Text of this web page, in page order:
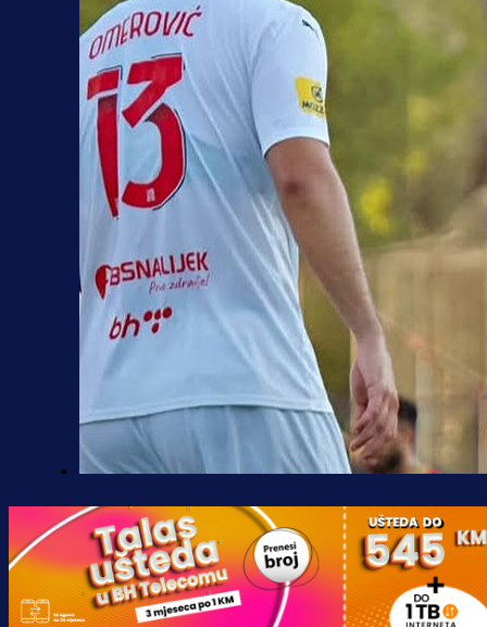
Borac do pobjede, ali scene iz
Banje Luke zgrozile javnost:
zbog skandiranja Ratku Mladiću!